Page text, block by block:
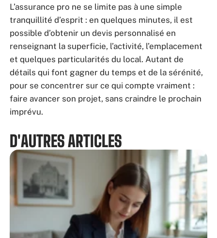
L’assurance pro ne se limite pas à une simple
tranquillité d’esprit : en quelques minutes, il est
possible d’obtenir un devis personnalisé en
renseignant la superficie, l’activité, l’emplacement
et quelques particularités du local. Autant de
détails qui font gagner du temps et de la sérénité,
pour se concentrer sur ce qui compte vraiment :
faire avancer son projet, sans craindre le prochain
imprévu.
D'AUTRES ARTICLES